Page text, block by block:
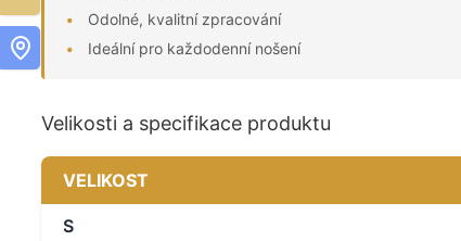
Odolné, kvalitní zpracování
Ideální pro každodenní nošení
Velikosti a specifikace produktu
VELIKOST
S